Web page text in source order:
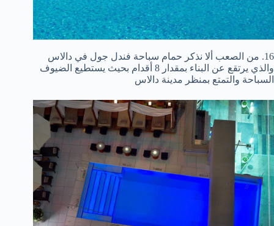
16. من الصعب ألا نذكر حمام سباحة فندل جول في دالاس
والذي يرتقع عن البناء بمقدار 8 أقدام بحيث يستطيع الضيوف
السباحة والتمتع بمنظر مدينة دالاس